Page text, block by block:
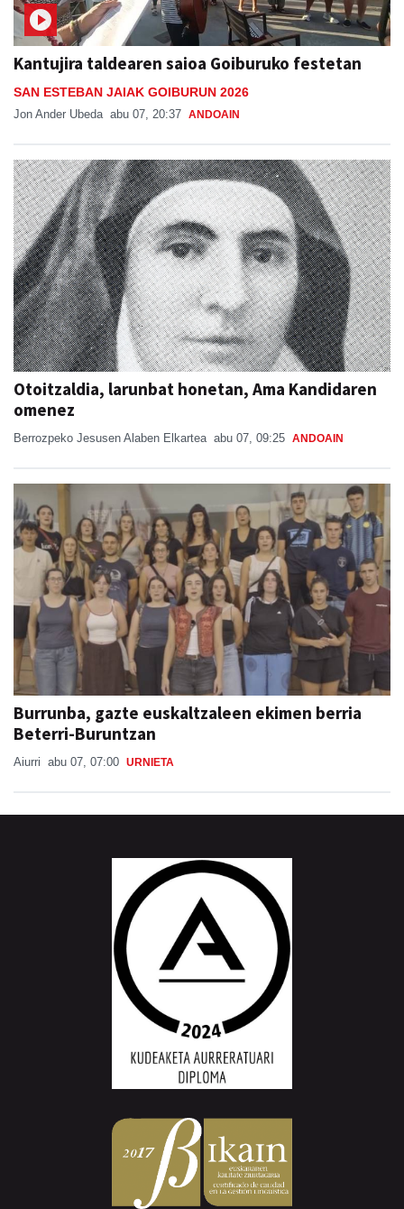
Kantujira taldearen saioa Goiburuko festetan
SAN ESTEBAN JAIAK GOIBURUN 2026
Jon Ander Ubeda abu 07, 20:37 ANDOAIN
Otoitzaldia, larunbat honetan, Ama Kandidaren
omenez
Berrozpeko Jesusen Alaben Elkartea abu 07, 09:25 ANDOAIN
Burrunba, gazte euskaltzaleen ekimen berria
Beterri-Buruntzan
Aiurri abu 07, 07:00 URNIETA